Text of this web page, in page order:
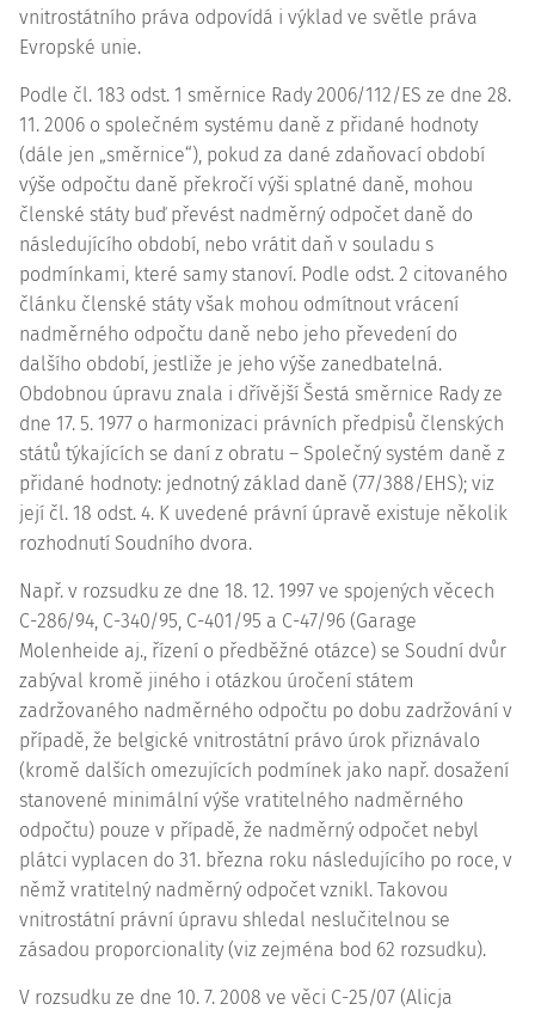
vnitrostátního práva odpovídá i výklad ve světle práva
Evropské unie.
Podle čl. 183 odst. 1 směrnice Rady 2006/112/ES ze dne 28.
11. 2006 o společném systému daně z přidané hodnoty
(dále jen „směrnice“), pokud za dané zdaňovací období
výše odpočtu daně překročí výši splatné daně, mohou
členské státy buď převést nadměrný odpočet daně do
následujícího období, nebo vrátit daň v souladu s
podmínkami, které samy stanoví. Podle odst. 2 citovaného
článku členské státy však mohou odmítnout vrácení
nadměrného odpočtu daně nebo jeho převedení do
dalšího období, jestliže je jeho výše zanedbatelná.
Obdobnou úpravu znala i dřívější Šestá směrnice Rady ze
dne 17. 5. 1977 o harmonizaci právních předpisů členských
států týkajících se daní z obratu – Společný systém daně z
přidané hodnoty: jednotný základ daně (77/388/EHS); viz
její čl. 18 odst. 4. K uvedené právní úpravě existuje několik
rozhodnutí Soudního dvora.
Např. v rozsudku ze dne 18. 12. 1997 ve spojených věcech
C-286/94, C-340/95, C-401/95 a C-47/96 (Garage
Molenheide aj., řízení o předběžné otázce) se Soudní dvůr
zabýval kromě jiného i otázkou úročení státem
zadržovaného nadměrného odpočtu po dobu zadržování v
případě, že belgické vnitrostátní právo úrok přiznávalo
(kromě dalších omezujících podmínek jako např. dosažení
stanovené minimální výše vratitelného nadměrného
odpočtu) pouze v případě, že nadměrný odpočet nebyl
plátci vyplacen do 31. března roku následujícího po roce, v
němž vratitelný nadměrný odpočet vznikl. Takovou
vnitrostátní právní úpravu shledal neslučitelnou se
zásadou proporcionality (viz zejména bod 62 rozsudku).
V rozsudku ze dne 10. 7. 2008 ve věci C-25/07 (Alicja